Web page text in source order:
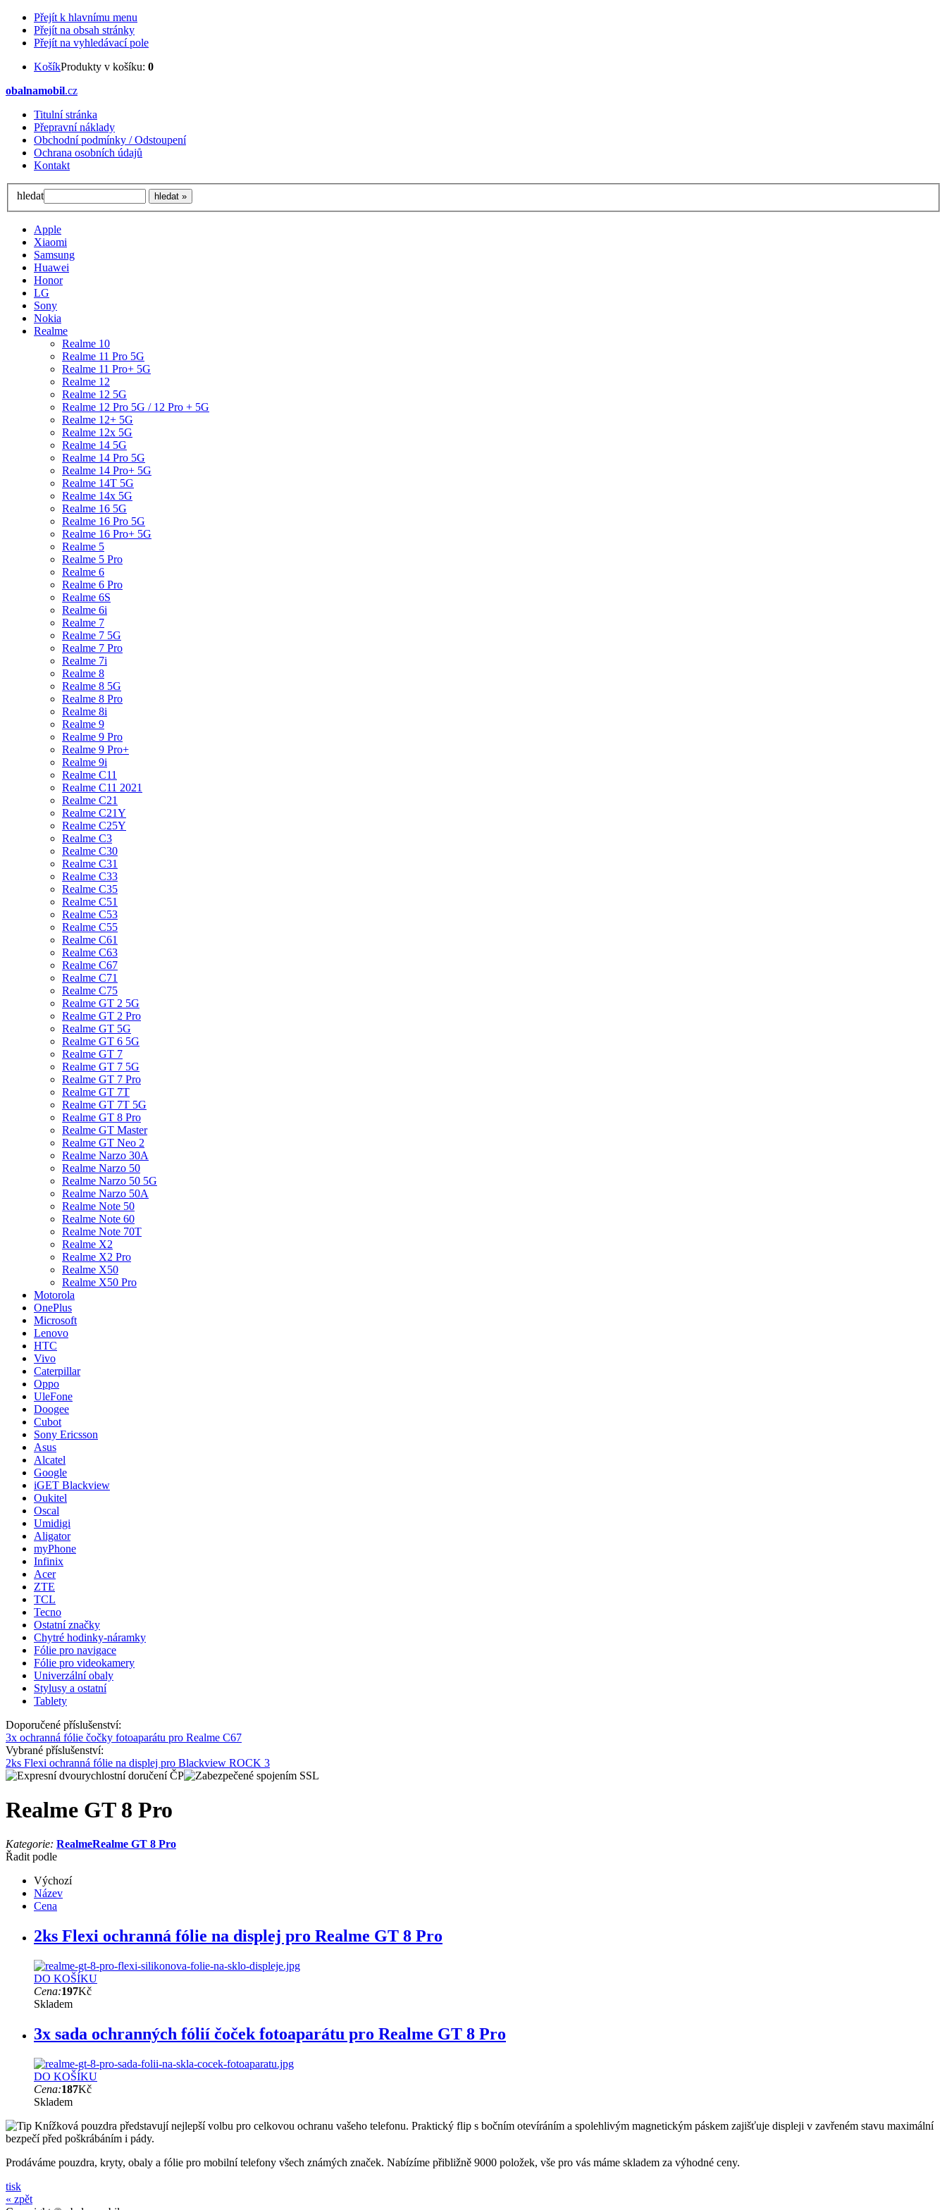
Přejít k hlavnímu menu
Přejít na obsah stránky
Přejít na vyhledávací pole
KošíkProdukty v košíku: 0
obalnamobil.cz
Titulní stránka
Přepravní náklady
Obchodní podmínky / Odstoupení
Ochrana osobních údajů
Kontakt
hledat
Apple
Xiaomi
Samsung
Huawei
Honor
LG
Sony
Nokia
Realme
Realme 10
Realme 11 Pro 5G
Realme 11 Pro+ 5G
Realme 12
Realme 12 5G
Realme 12 Pro 5G / 12 Pro + 5G
Realme 12+ 5G
Realme 12x 5G
Realme 14 5G
Realme 14 Pro 5G
Realme 14 Pro+ 5G
Realme 14T 5G
Realme 14x 5G
Realme 16 5G
Realme 16 Pro 5G
Realme 16 Pro+ 5G
Realme 5
Realme 5 Pro
Realme 6
Realme 6 Pro
Realme 6S
Realme 6i
Realme 7
Realme 7 5G
Realme 7 Pro
Realme 7i
Realme 8
Realme 8 5G
Realme 8 Pro
Realme 8i
Realme 9
Realme 9 Pro
Realme 9 Pro+
Realme 9i
Realme C11
Realme C11 2021
Realme C21
Realme C21Y
Realme C25Y
Realme C3
Realme C30
Realme C31
Realme C33
Realme C35
Realme C51
Realme C53
Realme C55
Realme C61
Realme C63
Realme C67
Realme C71
Realme C75
Realme GT 2 5G
Realme GT 2 Pro
Realme GT 5G
Realme GT 6 5G
Realme GT 7
Realme GT 7 5G
Realme GT 7 Pro
Realme GT 7T
Realme GT 7T 5G
Realme GT 8 Pro
Realme GT Master
Realme GT Neo 2
Realme Narzo 30A
Realme Narzo 50
Realme Narzo 50 5G
Realme Narzo 50A
Realme Note 50
Realme Note 60
Realme Note 70T
Realme X2
Realme X2 Pro
Realme X50
Realme X50 Pro
Motorola
OnePlus
Microsoft
Lenovo
HTC
Vivo
Caterpillar
Oppo
UleFone
Doogee
Cubot
Sony Ericsson
Asus
Alcatel
Google
iGET Blackview
Oukitel
Oscal
Umidigi
Aligator
myPhone
Infinix
Acer
ZTE
TCL
Tecno
Ostatní značky
Chytré hodinky-náramky
Fólie pro navigace
Fólie pro videokamery
Univerzální obaly
Stylusy a ostatní
Tablety
Doporučené příslušenství:
3x ochranná fólie čočky fotoaparátu pro Realme C67
Vybrané příslušenství:
2ks Flexi ochranná fólie na displej pro Blackview ROCK 3
Realme GT 8 Pro
Kategorie: RealmeRealme GT 8 Pro
Řadit podle
Výchozí
Název
Cena
2ks Flexi ochranná fólie na displej pro Realme GT 8 Pro
DO KOŠÍKU
Cena:197Kč
Skladem
3x sada ochranných fólií čoček fotoaparátu pro Realme GT 8 Pro
DO KOŠÍKU
Cena:187Kč
Skladem
Knížková pouzdra představují nejlepší volbu pro celkovou ochranu vašeho telefonu. Praktický flip s bočním otevíráním a spolehlivým magnetickým páskem zajišťuje displeji v zavřeném stavu maximální
bezpečí před poškrábáním i pády.
Prodáváme pouzdra, kryty, obaly a fólie pro mobilní telefony všech známých značek. Nabízíme přibližně 9000 položek, vše pro vás máme skladem za výhodné ceny.
tisk
« zpět